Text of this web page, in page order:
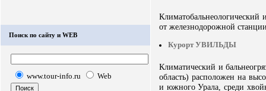
Поиск по сайту и WEB
www.tour-info.ru Web
от железнодорожной
Курорт УВИЛЬДЫ
Климатический и
область) расположен на
и южного Урала, среди